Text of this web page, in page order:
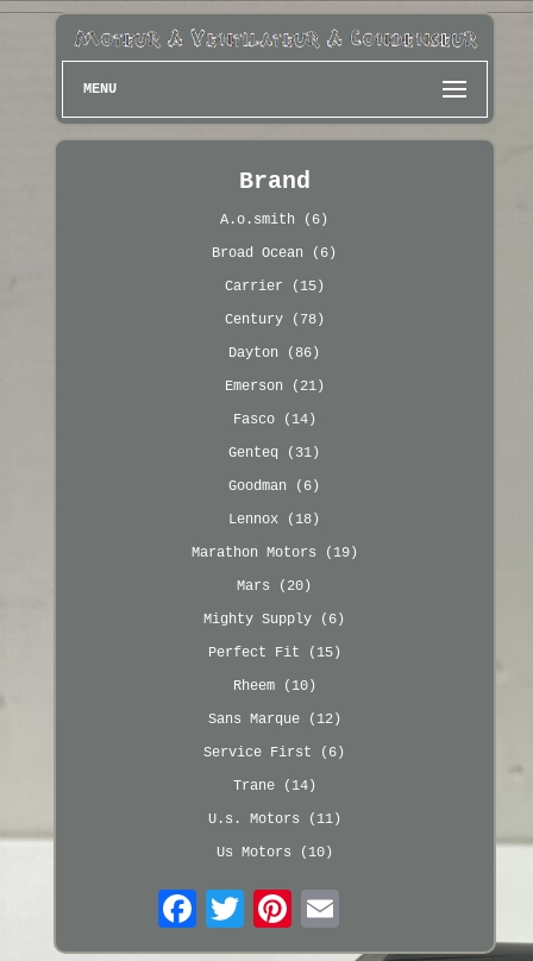
MENU
Brand
A.o.smith (6)
Broad Ocean (6)
Carrier (15)
Century (78)
Dayton (86)
Emerson (21)
Fasco (14)
Genteq (31)
Goodman (6)
Lennox (18)
Marathon Motors (19)
Mars (20)
Mighty Supply (6)
Perfect Fit (15)
Rheem (10)
Sans Marque (12)
Service First (6)
Trane (14)
U.s. Motors (11)
Us Motors (10)